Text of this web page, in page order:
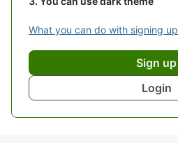
What you can do with signing up
Sign up
Login